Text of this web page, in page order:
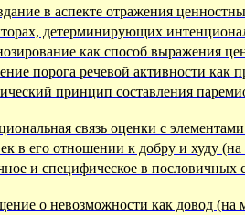
в аспекте отражения
детерминирующих
как способ выражения
порога речевой активности как
принцип составления
связь оценки с
в его отношении к добру и худу (на
и специфическое в пословичных
о невозможности как довод (на